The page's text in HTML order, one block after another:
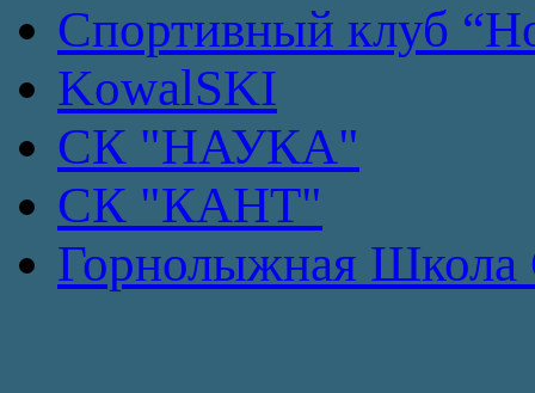
Спортивный клуб
KowalSKI
СК "НАУКА"
СК "КАНТ"
Горнолыжная Школа